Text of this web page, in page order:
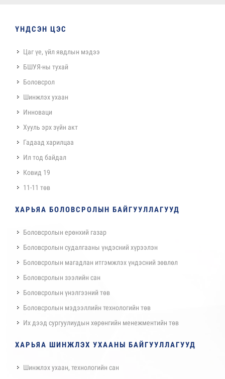
ҮНДСЭН ЦЭС
Цаг үе, үйл явдлын мэдээ
БШУЯ-ны тухай
Боловсрол
Шинжлэх ухаан
Инноваци
Хууль эрх зүйн акт
Гадаад харилцаа
Ил тод байдал
Ковид 19
11-11 төв
ХАРЬЯА БОЛОВСРОЛЫН БАЙГУУЛЛАГУУД
Боловсролын ерөнхий газар
Боловсролын судалгааны үндэсний хүрээлэн
Боловсролын магадлан итгэмжлэх үндэсний зөвлөл
Боловсролын зээлийн сан
Боловсролын үнэлгээний төв
Боловсролын мэдээллийн технологийн төв
Их дээд сургуулиудын хөрөнгийн менежментийн төв
ХАРЬЯА ШИНЖЛЭХ УХААНЫ БАЙГУУЛЛАГУУД
Шинжлэх ухаан, технологийн сан